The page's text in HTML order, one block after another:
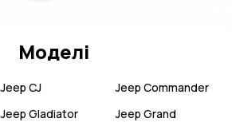
Моделі
Jeep CJ Jeep Commander
Jeep Gladiator Jeep Grand